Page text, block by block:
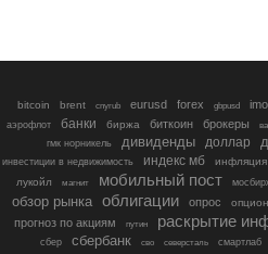
bitcoin brent cnyrub eurusd forex gbpusd
аэрофлот банки биржа биткоин брокеры
гмк норникель
дивиденды доллар
инвестиции в недвижимость индекс мб
инфляция
лукойл
магнит мобильный пост
обзор рынка облигации опрос
прогноз по акциям путин раскрытие
сбер сбербанк сво северсталь смартлаб